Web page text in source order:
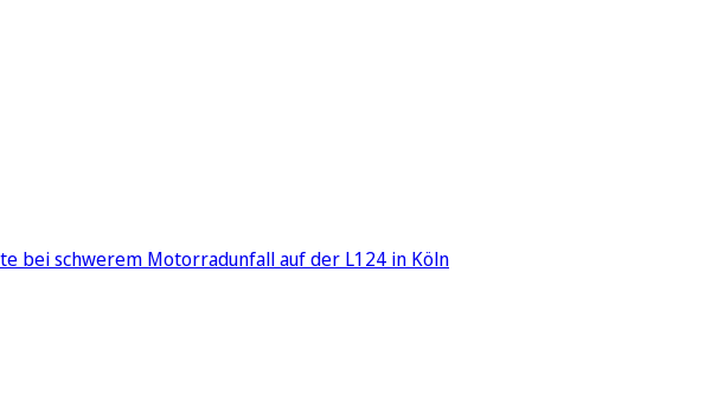
bei schwerem Motorradunfall auf der L124 in Köln